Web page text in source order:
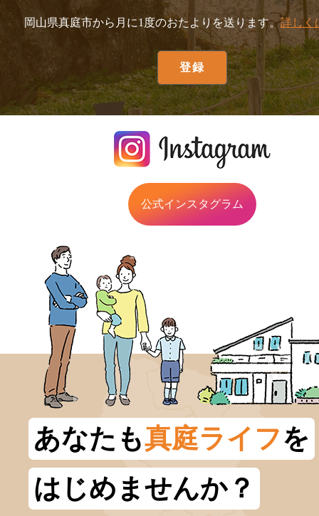
岡山県真庭市から月に1度のおたよりを送ります。詳しく
公式インスタグラム
あなたも真庭ライフを
はじめませんか？